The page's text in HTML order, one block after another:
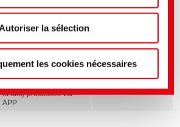
de confidentialité.(Mentions
la sélection
les cookies nécessaires
Titre anglais
The WOW Concept |
Resource saving reactive
dyeing processes
BEZAKTIV Soaping
rinsing processes via
APP